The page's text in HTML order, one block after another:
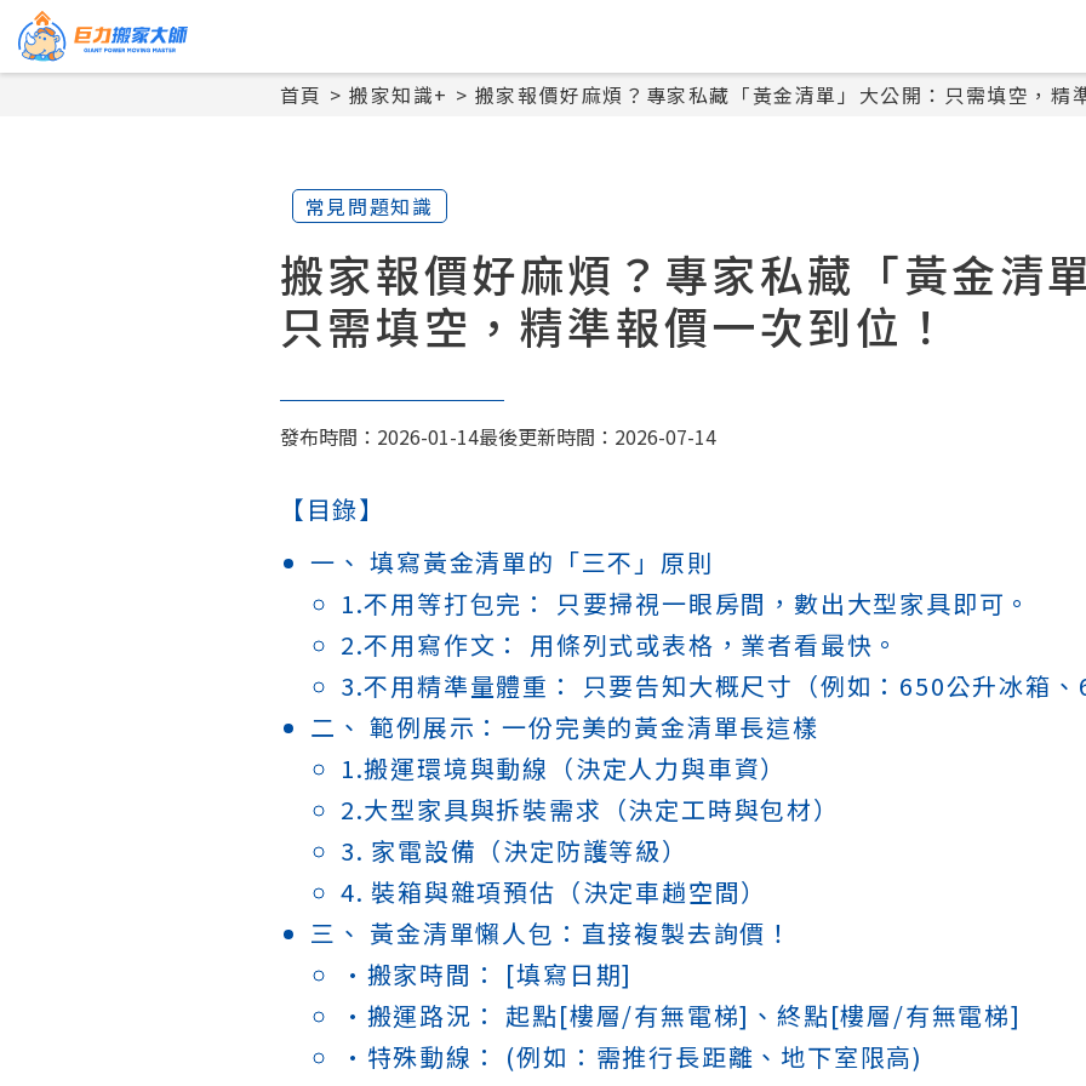
首頁 搬家知識+ 搬家報價好麻煩？專家私藏「黃金清單」大公開：只需填空，精
常見問題知識
搬家報價好麻煩？專家私藏「黃金清
只需填空，精準報價一次到位！
發布時間：2026-01-14最後更新時間：2026-07-14
【目錄】
一、 填寫黃金清單的「三不」原則
1.不用等打包完： 只要掃視一眼房間，數出大型家具即可。
2.不用寫作文： 用條列式或表格，業者看最快。
3.不用精準量體重： 只要告知大概尺寸（例如：650公升冰箱、
二、 範例展示：一份完美的黃金清單長這樣
1.搬運環境與動線（決定人力與車資）
2.大型家具與拆裝需求（決定工時與包材）
3. 家電設備（決定防護等級）
4. 裝箱與雜項預估（決定車趟空間）
三、 黃金清單懶人包：直接複製去詢價！
•搬家時間： [填寫日期]
•搬運路況： 起點[樓層/有無電梯]、終點[樓層/有無電梯]
•特殊動線： (例如：需推行長距離、地下室限高)